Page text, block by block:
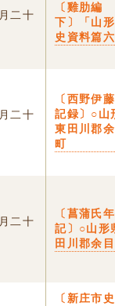
二十
〔雞肋編
下〕「山
史資料篇
二十
〔西野伊
記録〕○山
東田川郡
町
二十
〔菖蒲氏
記〕○山形
田川郡余
〔新庄市